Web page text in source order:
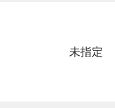
未指定